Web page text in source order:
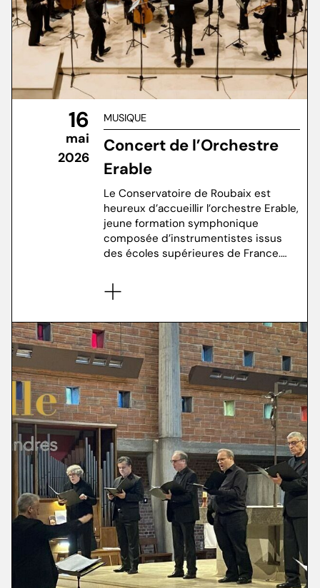
16
mai
2026
MUSIQUE
Concert de l’Orchestre
Erable
Le Conservatoire de Roubaix est
heureux d’accueillir l’orchestre Erable,
jeune formation symphonique
composée d’instrumentistes issus
des écoles supérieures de France.…